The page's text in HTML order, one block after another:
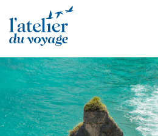
Panneau de gestion des cookies